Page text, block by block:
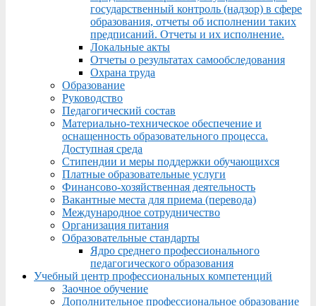
государственный контроль (надзор) в сфере
образования, отчеты об исполнении таких
предписаний. Отчеты и их исполнение.
Локальные акты
Отчеты о результатах самообследования
Охрана труда
Образование
Руководство
Педагогический состав
Материально-техническое обеспечение и
оснащенность образовательного процесса.
Доступная среда
Стипендии и меры поддержки обучающихся
Платные образовательные услуги
Финансово-хозяйственная деятельность
Вакантные места для приема (перевода)
Международное сотрудничество
Организация питания
Образовательные стандарты
Ядро среднего профессионального
педагогического образования
Учебный центр профессиональных компетенций
Заочное обучение
Дополнительное профессиональное образование